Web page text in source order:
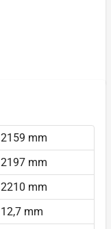
2159 mm
2197 mm
2210 mm
12,7 mm